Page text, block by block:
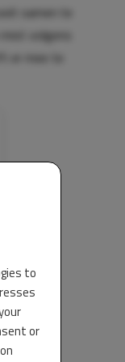
to
or
samen te
volgens
mee te